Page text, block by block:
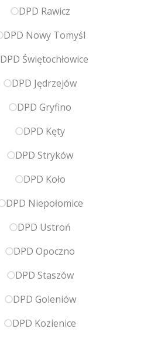
DPD Rawicz
DPD Nowy Tomyśl
DPD Świętochłowice
DPD Jędrzejów
DPD Gryfino
DPD Kęty
DPD Stryków
DPD Koło
DPD Niepołomice
DPD Ustroń
DPD Opoczno
DPD Staszów
DPD Goleniów
DPD Kozienice